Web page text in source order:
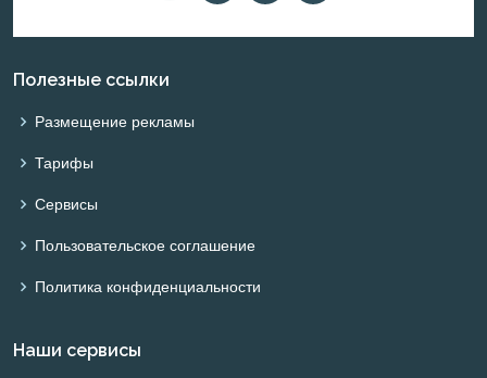
Полезные ссылки
Размещение рекламы
Тарифы
Сервисы
Пользовательское соглашение
Политика конфиденциальности
Наши сервисы